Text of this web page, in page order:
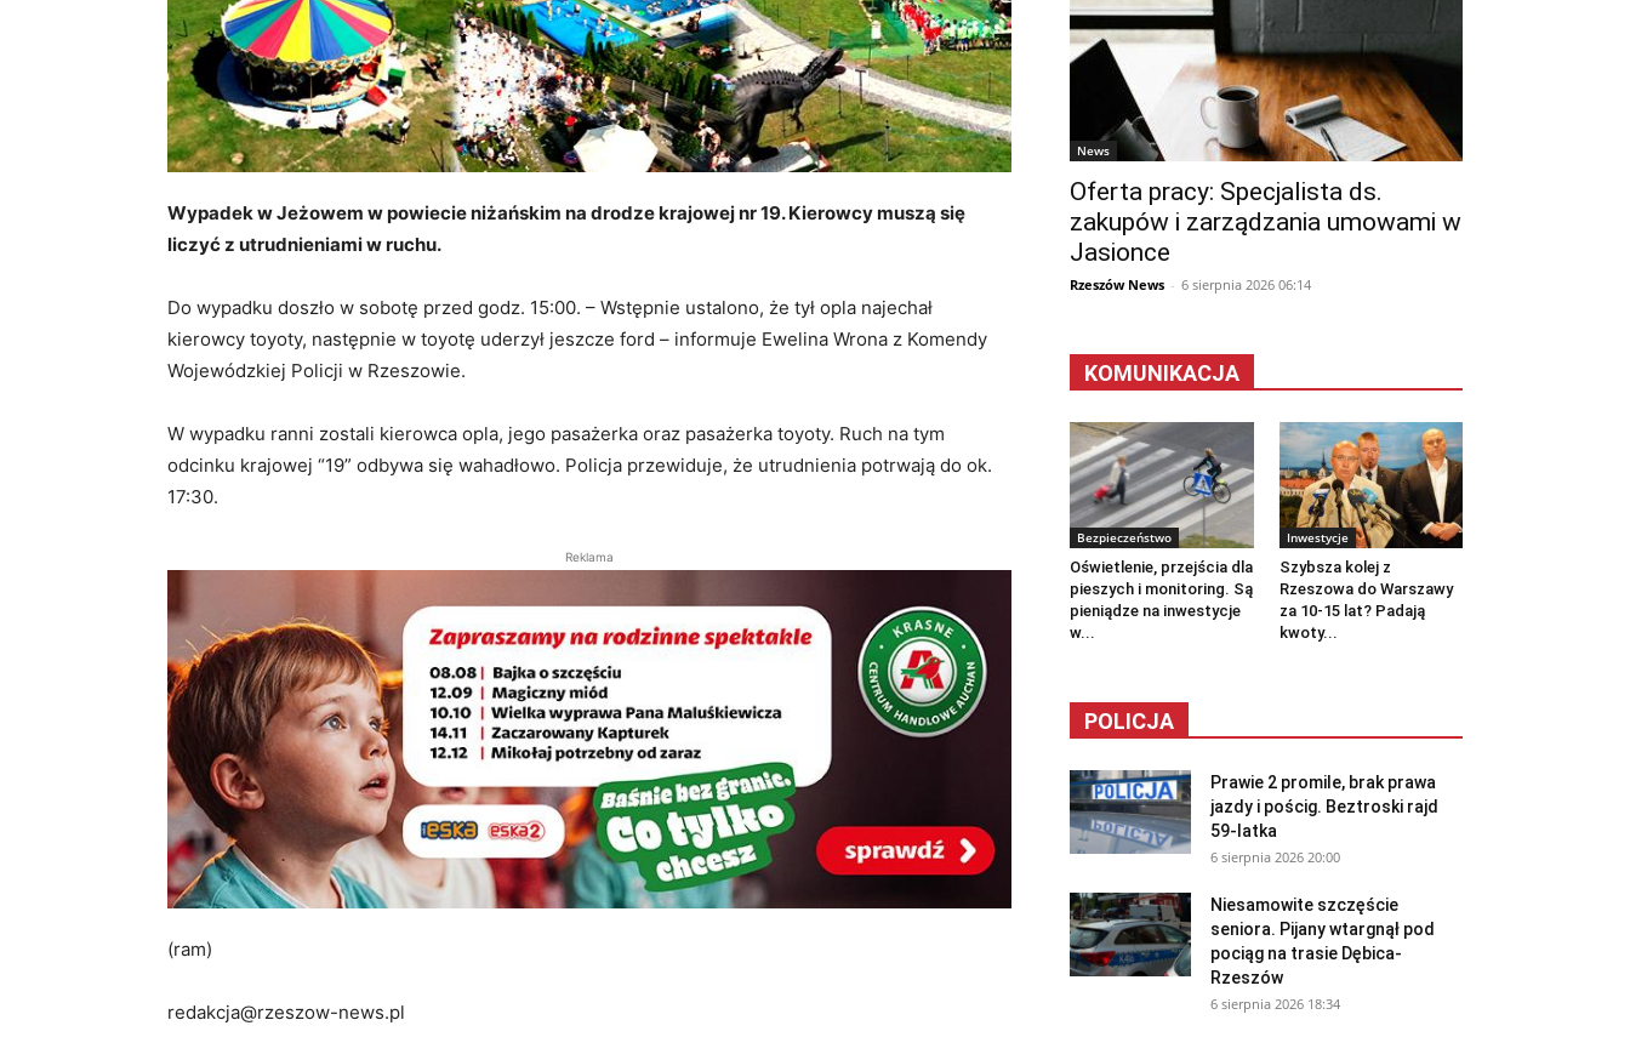
Wypadek w Jeżowem w powiecie niżańskim na drodze krajowej nr 19. Kierowcy muszą się
liczyć z utrudnieniami w ruchu.
Do wypadku doszło w sobotę przed godz. 15:00. – Wstępnie ustalono, że tył opla najechał
kierowcy toyoty, następnie w toyotę uderzył jeszcze ford – informuje Ewelina Wrona z Komendy
Wojewódzkiej Policji w Rzeszowie.
W wypadku ranni zostali kierowca opla, jego pasażerka oraz pasażerka toyoty. Ruch na tym
odcinku krajowej “19” odbywa się wahadłowo. Policja przewiduje, że utrudnienia potrwają do ok.
17:30.
Reklama
(ram)
redakcja@rzeszow-news.pl
News
Oferta pracy: Specjalista ds.
zakupów i zarządzania umowami w
Jasionce
Rzeszów News - 6 sierpnia 2026 06:14
KOMUNIKACJA
Bezpieczeństwo
Oświetlenie, przejścia dla
pieszych i monitoring. Są
pieniądze na inwestycje
w...
Inwestycje
Szybsza kolej z
Rzeszowa do Warszawy
za 10-15 lat? Padają
kwoty...
POLICJA
Prawie 2 promile, brak prawa
jazdy i pościg. Beztroski rajd
59-latka
6 sierpnia 2026 20:00
Niesamowite szczęście
seniora. Pijany wtargnął pod
pociąg na trasie Dębica-
Rzeszów
6 sierpnia 2026 18:34